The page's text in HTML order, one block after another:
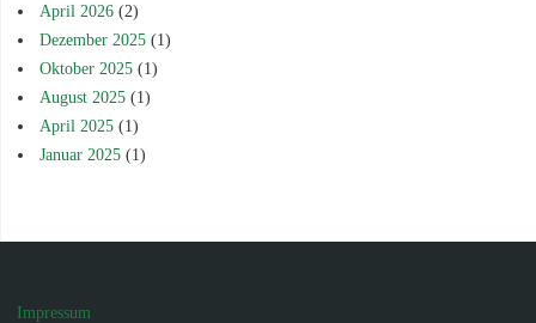
April 2026 (2)
Dezember 2025 (1)
Oktober 2025 (1)
August 2025 (1)
April 2025 (1)
Januar 2025 (1)
Impressum